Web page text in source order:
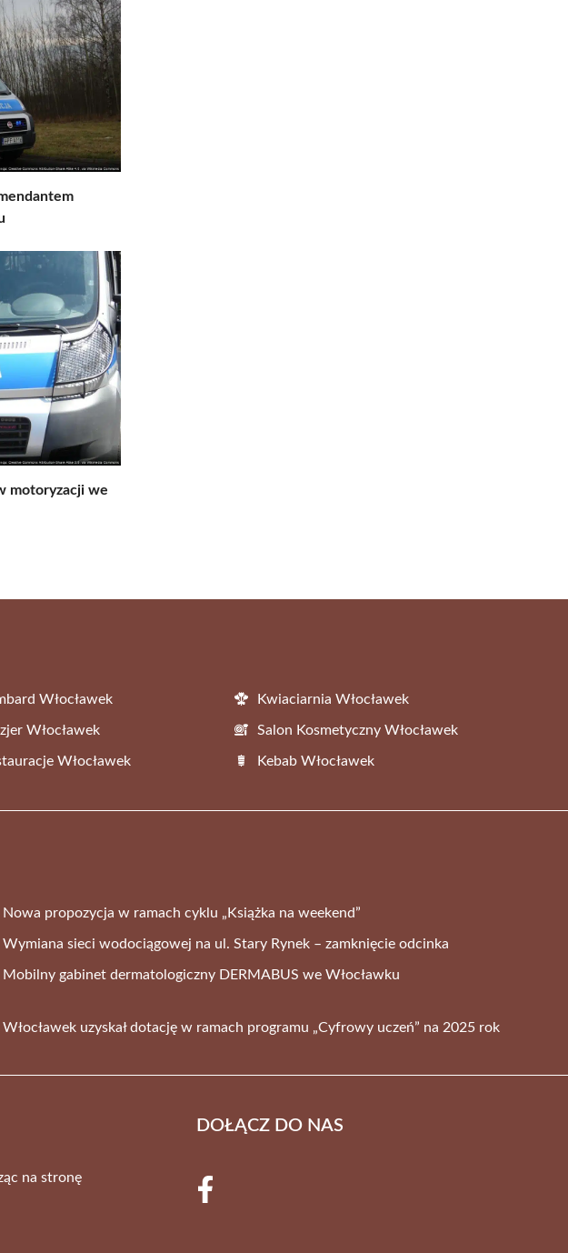
motoryzacji we
Włocławek Kwiaciarnia Włocławek
Włocławek Salon Kosmetyczny Włocławek
Włocławek Kebab Włocławek
Nowa propozycja w ramach cyklu „Książka na weekend”
Wymiana sieci wodociągowej na ul. Stary Rynek – zamknięcie odcinka
Mobilny gabinet dermatologiczny DERMABUS we Włocławku
Włocławek uzyskał dotację w ramach programu „Cyfrowy uczeń” na 2025 rok
na stronę
DOŁĄCZ DO NAS